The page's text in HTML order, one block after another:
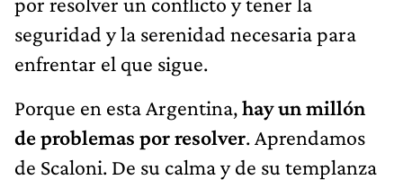
seguridad y la serenidad necesaria para
enfrentar el que sigue.
Porque en esta Argentina,hay un millón
de problemas por resolver. Aprendamos
de Scaloni. De su calma y de su templanza